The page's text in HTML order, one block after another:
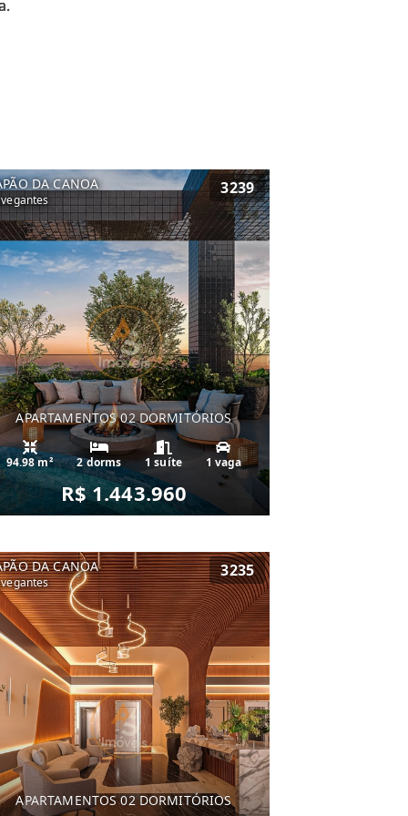
DA CANOA 3239
APARTAMENTOS 02 DORMITÓRIOS
94.98 m² 2 dorms 1 suíte 1 vaga
R$ 1.443.960
DA CANOA 3235
APARTAMENTOS 02 DORMITÓRIOS